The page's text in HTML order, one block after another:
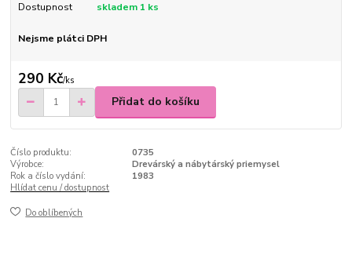
Dostupnost skladem 1 ks
Nejsme plátci DPH
290 Kč/ks
Přidat do košíku
Číslo produktu:
0735
Výrobce:
Drevárský a nábytárský priemysel
Rok a číslo vydání:
1983
Hlídat cenu / dostupnost
Do oblíbených